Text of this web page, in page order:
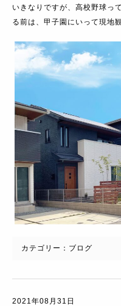
いきなりですが、高校野球っ
る前は、甲子園にいって現地
カテゴリー： ブログ
2021年08月31日